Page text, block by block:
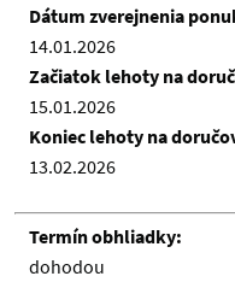
Dátum zverejnenia
14.01.2026
Začiatok lehoty na
15.01.2026
Koniec lehoty na
13.02.2026
Termín obhliadky:
dohodou